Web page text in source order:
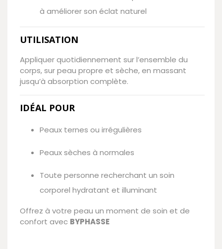
à améliorer son éclat naturel
UTILISATION
Appliquer quotidiennement sur l’ensemble du
corps, sur peau propre et sèche, en massant
jusqu’à absorption complète.
IDÉAL POUR
Peaux ternes ou irrégulières
Peaux sèches à normales
Toute personne recherchant un soin
corporel hydratant et illuminant
Offrez à votre peau un moment de soin et de
confort avec BYPHASSE